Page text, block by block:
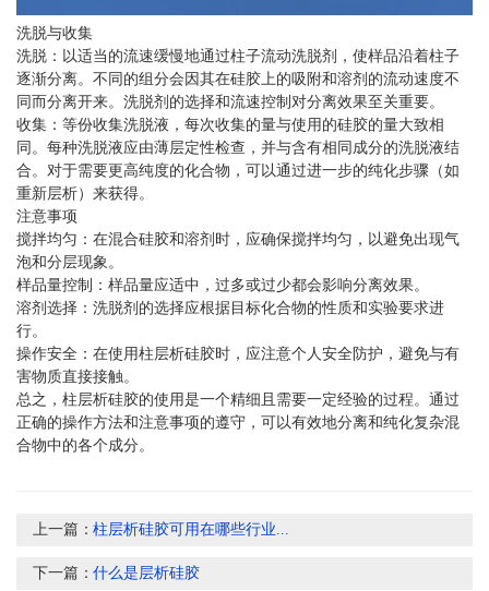
洗脱与收集
洗脱：以适当的流速缓慢地通过柱子流动洗脱剂，使样品沿着柱子
逐渐分离。不同的组分会因其在硅胶上的吸附和溶剂的流动速度不
同而分离开来。洗脱剂的选择和流速控制对分离效果至关重要。
收集：等份收集洗脱液，每次收集的量与使用的硅胶的量大致相
同。每种洗脱液应由薄层定性检查，并与含有相同成分的洗脱液结
合。对于需要更高纯度的化合物，可以通过进一步的纯化步骤（如
重新层析）来获得。
注意事项
搅拌均匀：在混合硅胶和溶剂时，应确保搅拌均匀，以避免出现气
泡和分层现象。
样品量控制：样品量应适中，过多或过少都会影响分离效果。
溶剂选择：洗脱剂的选择应根据目标化合物的性质和实验要求进
行。
操作安全：在使用柱层析硅胶时，应注意个人安全防护，避免与有
害物质直接接触。
总之，柱层析硅胶的使用是一个精细且需要一定经验的过程。通过
正确的操作方法和注意事项的遵守，可以有效地分离和纯化复杂混
合物中的各个成分。
上一篇：柱层析硅胶可用在哪些行业...
下一篇：什么是层析硅胶